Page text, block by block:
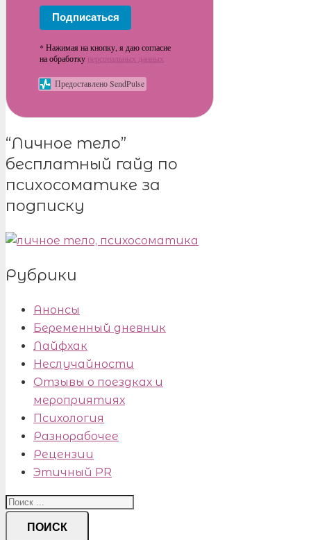
Подписаться
* Нажимая на кнопку, я даю согласие
на обработку персональных данных
Предоставлено SendPulse
“Личное тело”
бесплатный гайд по
психосоматике за
подписку
Рубрики
Анонсы
Беременный дневник
Лайфхак
Неслучайности
Отзывы о поездках и
мероприятиях
Психология
Разнорабочее
Рецензии
Этичный PR
ПОИСК